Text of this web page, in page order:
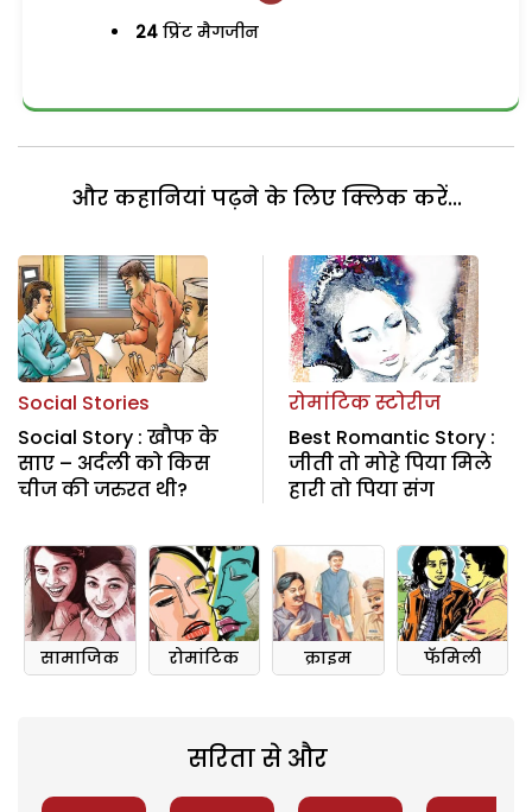
24 प्रिंट मैगजीन
और कहानियां पढ़ने के लिए क्लिक करें...
Social Stories
Social Story : खौफ के
साए – अर्दली को किस
चीज की जरुरत थी?
रोमांटिक स्टोरीज
Best Romantic Story :
जीती तो मोहे पिया मिले
हारी तो पिया संग
सामाजिक रोमांटिक क्राइम फॅमिली
सरिता से और